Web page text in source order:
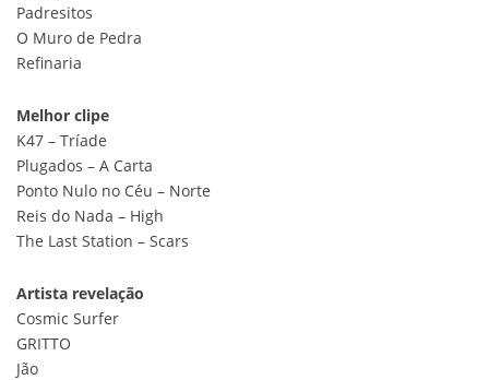
Padresitos
O Muro de Pedra
Refinaria
Melhor clipe
K47 – Tríade
Plugados – A Carta
Ponto Nulo no Céu – Norte
Reis do Nada – High
The Last Station – Scars
Artista revelação
Cosmic Surfer
GRITTO
Jão